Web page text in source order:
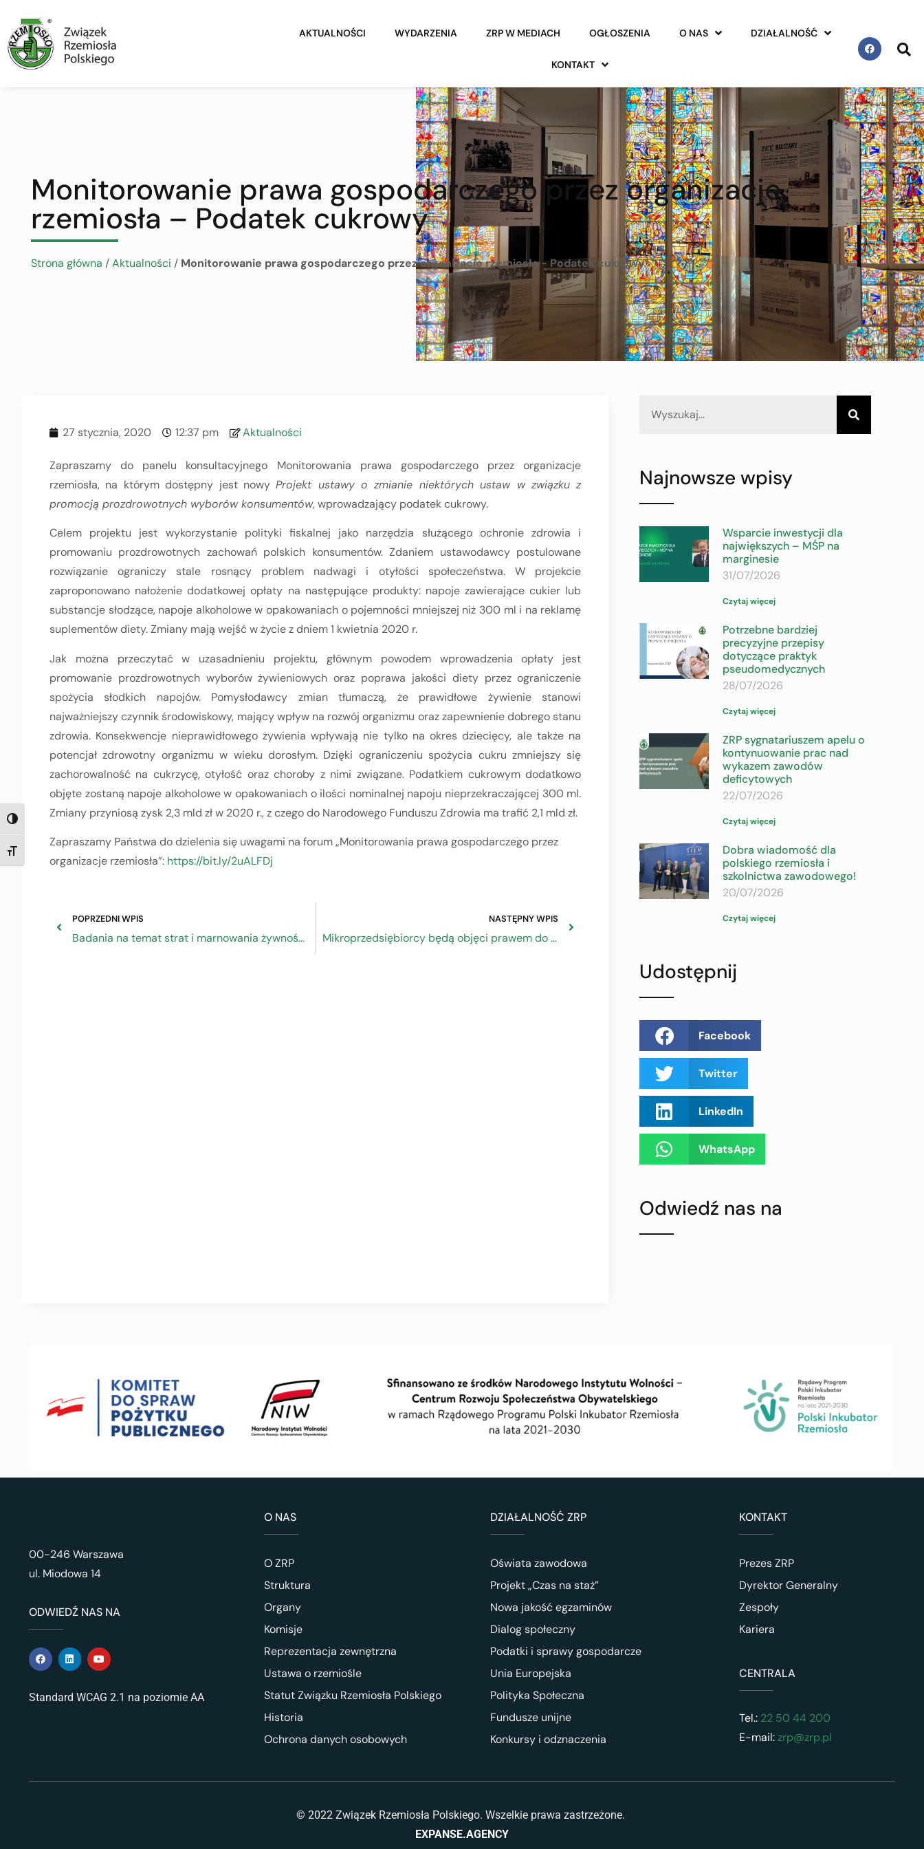
TOGGLE HIGH CONTRAST
TOGGLE FONT SIZE
AKTUALNOŚCI WYDARZENIA ZRP W MEDIACH OGŁOSZENIA O NAS DZIAŁALNOŚĆ
KONTAKT
Monitorowanie prawa gospodarczego przez organizacje
rzemiosła – Podatek cukrowy
Strona główna /Aktualności / Monitorowanie prawa gospodarczego przez organizacje rzemiosła - Podatek cukrowy
27 stycznia, 2020 12:37 pm Aktualności
Zapraszamy do panelu konsultacyjnego Monitorowania prawa gospodarczego przez organizacje
rzemiosła, na którym dostępny jest nowyProjekt ustawy o zmianie niektórych ustaw w związku z
promocją prozdrowotnych wyborów konsumentów, wprowadzający podatek cukrowy.
Celem projektu jest wykorzystanie polityki fiskalnej jako narzędzia służącego ochronie zdrowia i
promowaniu prozdrowotnych zachowań polskich konsumentów. Zdaniem ustawodawcy postulowane
rozwiązanie ograniczy stale rosnący problem nadwagi i otyłości społeczeństwa. W projekcie
zaproponowano nałożenie dodatkowej opłaty na następujące produkty: napoje zawierające cukier lub
substancje słodzące, napoje alkoholowe w opakowaniach o pojemności mniejszej niż 300 ml i na reklamę
suplementów diety. Zmiany mają wejść w życie z dniem 1 kwietnia 2020 r.
Jak można przeczytać w uzasadnieniu projektu, głównym powodem wprowadzenia opłaty jest
promowanie prozdrowotnych wyborów żywieniowych oraz poprawa jakości diety przez ograniczenie
spożycia słodkich napojów. Pomysłodawcy zmian tłumaczą, że prawidłowe żywienie stanowi
najważniejszy czynnik środowiskowy, mający wpływ na rozwój organizmu oraz zapewnienie dobrego stanu
zdrowia. Konsekwencje nieprawidłowego żywienia wpływają nie tylko na okres dziecięcy, ale także na
potencjał zdrowotny organizmu w wieku dorosłym. Dzięki ograniczeniu spożycia cukru zmniejszy się
zachorowalność na cukrzycę, otyłość oraz choroby z nimi związane. Podatkiem cukrowym dodatkowo
objęte zostaną napoje alkoholowe w opakowaniach o ilości nominalnej napoju nieprzekraczającej 300 ml.
Zmiany przyniosą zysk 2,3 mld zł w 2020 r., z czego do Narodowego Funduszu Zdrowia ma trafić 2,1 mld zł.
Zapraszamy Państwa do dzielenia się uwagami na forum „Monitorowania prawa gospodarczego przez
organizacje rzemiosła”: https://bit.ly/2uALFDj
POPRZEDNI WPIS
Badania na temat strat i marnowania żywności w sektorze piekarniczo-cukierniczym
NASTĘPNY WPIS
Mikroprzedsiębiorcy będą objęci prawem do ochrony konsumenckiej
Najnowsze wpisy
Wsparcie inwestycji dla
największych – MŚP na
marginesie
31/07/2026
Czytaj więcej
Potrzebne bardziej
precyzyjne przepisy
dotyczące praktyk
pseudomedycznych
28/07/2026
Czytaj więcej
ZRP sygnatariuszem apelu o
kontynuowanie prac nad
wykazem zawodów
deficytowych
22/07/2026
Czytaj więcej
Dobra wiadomość dla
polskiego rzemiosła i
szkolnictwa zawodowego!
20/07/2026
Czytaj więcej
Udostępnij
Facebook
Twitter
LinkedIn
WhatsApp
Odwiedź nas na
00-246 Warszawa
ul. Miodowa 14
ODWIEDŹ NAS NA
Standard WCAG 2.1 na poziomie AA
O NAS
O ZRP
Struktura
Organy
Komisje
Reprezentacja zewnętrzna
Ustawa o rzemiośle
Statut Związku Rzemiosła Polskiego
Historia
Ochrona danych osobowych
DZIAŁALNOŚĆ ZRP
Oświata zawodowa
Projekt „Czas na staż”
Nowa jakość egzaminów
Dialog społeczny
Podatki i sprawy gospodarcze
Unia Europejska
Polityka Społeczna
Fundusze unijne
Konkursy i odznaczenia
KONTAKT
Prezes ZRP
Dyrektor Generalny
Zespoły
Kariera
CENTRALA
Tel.:22 50 44 200
E-mail:zrp@zrp.pl
© 2022 Związek Rzemiosła Polskiego. Wszelkie prawa zastrzeżone.
EXPANSE.AGENCY